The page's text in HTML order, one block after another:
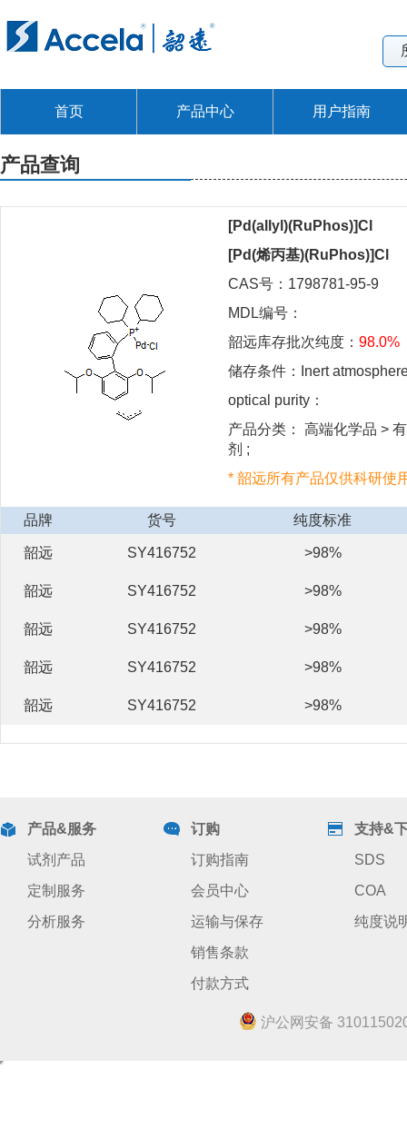
首页 产品中心 用户指南
产品查询
[Pd(allyl)(RuPhos)]Cl
[Pd(烯丙基)(RuPhos)]Cl
CAS号：1798781-95-9
MDL编号：
韶远库存批次纯度： 98.0%
储存条件：Inert
optical purity：
产品分类： 高端化学品 >
剂 ;
* 韶远所有产品仅供科研使
品牌 货号 纯度标准
韶远 SY416752 >98%
韶远 SY416752 >98%
韶远 SY416752 >98%
韶远 SY416752 >98%
韶远 SY416752 >98%
产品&服务
试剂产品
定制服务
分析服务
订购
订购指南
会员中心
运输与保存
销售条款
付款方式
支持&
SDS
COA
纯度说
沪公网安备